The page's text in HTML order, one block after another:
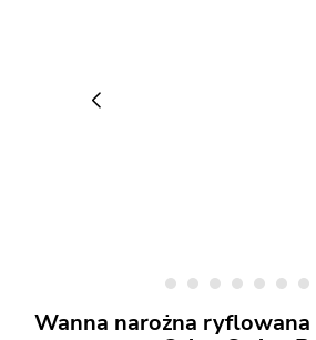
Wanna narożna ryflowana